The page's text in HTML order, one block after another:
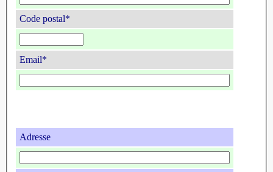
Code postal*
Email*
Adresse